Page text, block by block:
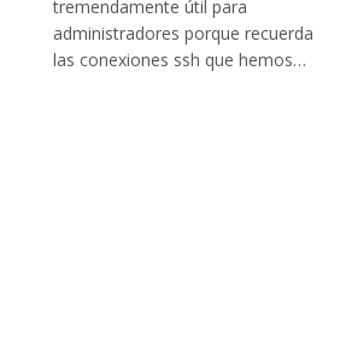
tremendamente útil para
administradores porque recuerda
las conexiones ssh que hemos…